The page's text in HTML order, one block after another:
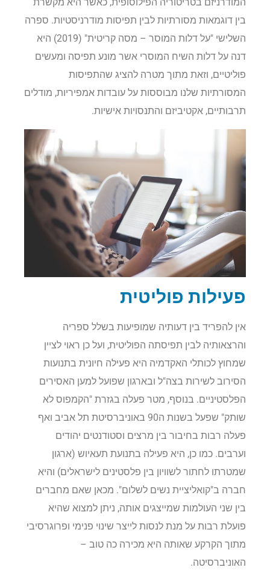
המודרניזם בטריטוריה הפילוסופית, כאשר היא מקשרת
בין דוגמאות מסורתיות לבין תפיסות מודרניסטיות. ספרה
השלישי "על דלות המוסר – מסה קריטית" (2019) היא
דנה על דלות השיח המוסרי אשר מונע תפיסה ומעשים
פוליטיים, וזאת מתוך מטרה להציג שהתפיסות
המסורתיות שלנו מבוססות על עובדות אמפיריות, מודלים
תרבותיים, אקטיביזם והתנסויות אישיות.
פעילות פוליטית
אין להפריד בין דעותיה שמופיעות בשלל ספריה
והרצאותיה לבין תפיסתה הפוליטית, ועל כן ראוי לציין
שמחוץ לכותלי האקדמיה היא פעילה חיונית בתנועות
הסירוב לשירות בצה"ל ובארגון שפועל למען האסירים
הפלסטיניים. בנוסף, מטר פעלה בגזרת "הקמפוס לא
שותק" שפעל בשנות ה90 באוניברסיטת תל אביב ואף
פעלה רבות בחיבור בין מרצים וסטודנטים יהודים
וערבים. כמו כן, היא פעילה בתנועת תעאיוש (ארגון
שמטרתו לחתור לשוויון בין פלסטינים לישראלים) והיא
חברה ב"קואליציית נשים לשלום". מכאן שאם מחברים
בין שני העולמות שמייצגים אותה, ניתן למצוא שהיא
פועלת רבות על מנת לנסות לייצר שינוי פנימי ופרוגרסיבי
מתוך הקרקע שאותה היא מכירה כה טוב –
האוניברסיטה.